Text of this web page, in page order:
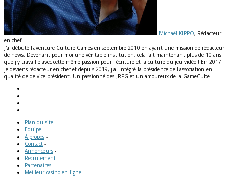
Michaël KIPPO, Rédacteur
en chef
J'ai débuté l'aventure Culture Games en septembre 2010 en ayant une mission de rédacteur
de news. Devenant pour moi une véritable institution, cela fait maintenant plus de 10 ans
que j'y travaille avec cette même passion pour l'écriture et la culture du jeu vidéo ! En 2017
je deviens rédacteur en chef et depuis 2019, j'ai intégré la présidence de l'association en
qualité de de vice-président. Un passionné des JRPG et un amoureux de la GameCube !
Plan du site -
Equipe -
A propos -
Contact -
Annonceurs -
Recrutement -
Partenaires -
Meilleur casino en ligne